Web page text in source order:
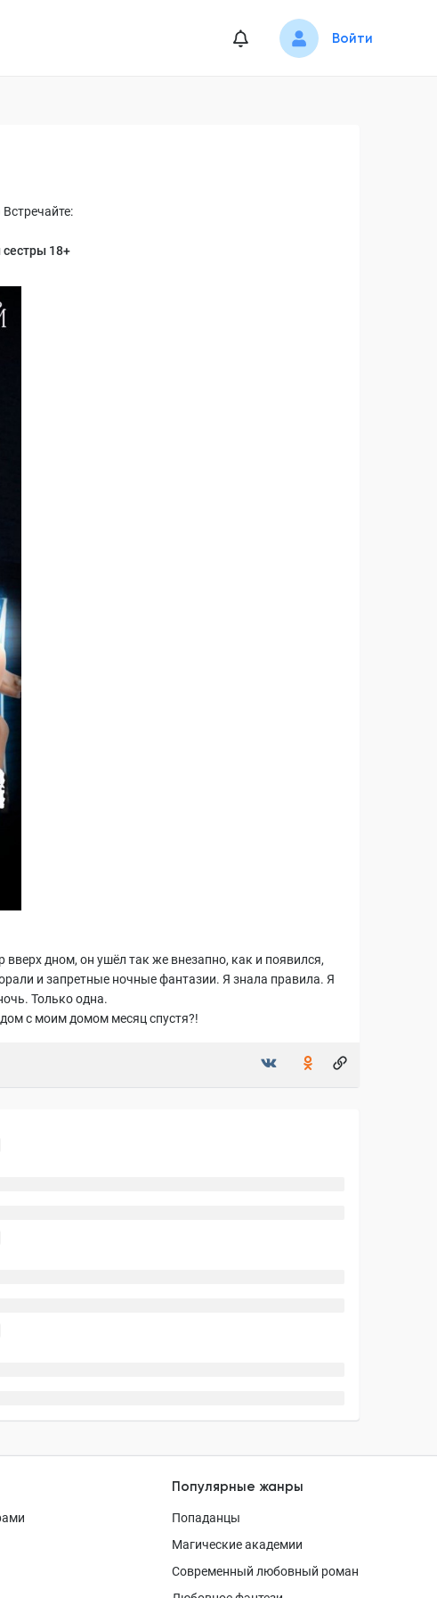
Войти
18+
дном, он ушёл так же внезапно, как и появился,
и запретные ночные фантазии. Я знала правила. Я
Только одна.
с моим домом месяц спустя?!
Популярные жанры
Попаданцы
Магические академии
Современный любовный роман